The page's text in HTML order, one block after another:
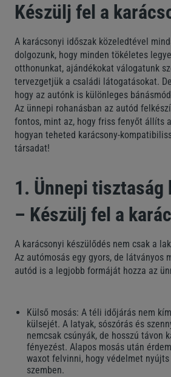
Készülj fel a
A karácsonyi időszak közeledtével
dolgozunk, hogy minden tökéletes
otthonunkat, ajándékokat válogatunk
tervezgetjük a családi látogatásokat.
hogy az autónk is különleges
Az ünnepi rohanásban az autód
fontos, mint az, hogy friss fenyőt állíts
hogyan teheted karácsony-
társadat!
1. Ünnepi
– Készülj fel a
A karácsonyi készülődés nem csak a
Az autómosás egy gyors, de látványos
autód is a legjobb formáját hozza az
Külső mosás: A téli időjárás nem
külsejét. A latyak, sószórás és
nemcsak csúnyák, de hosszú távon
fényezést. Alapos mosás után
waxot felvinni, hogy védelmet nyújts
szemben.